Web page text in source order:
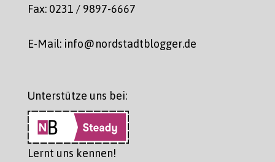
Fax: 0231 / 9897-6667
E-Mail: info@nordstadtblogger.de
Unterstütze uns bei:
Lernt uns kennen!